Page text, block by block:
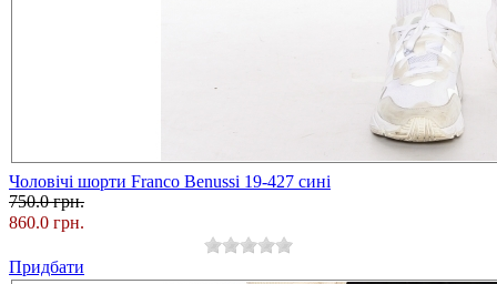
Чоловічі шорти Franco Benussi 19-427 сині
750.0 грн.
860.0 грн.
Придбати